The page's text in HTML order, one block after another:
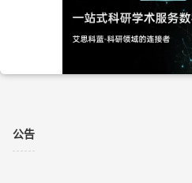
公告